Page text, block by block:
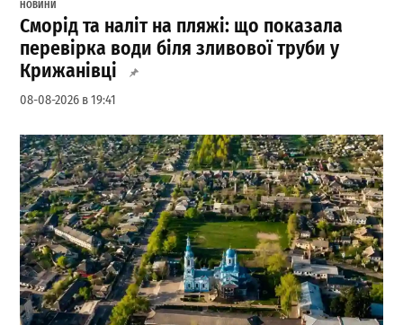
НОВИНИ
Сморід та наліт на пляжі: що показала
перевірка води біля зливової труби у
Крижанівці
08-08-2026 в 19:41